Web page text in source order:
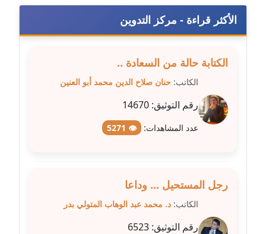
عاملة
مدونة سوزان بهنسي
مدونة سوميه الالفي
مدونة شادي الربابعة
عاملة
مدونة شريف ابراهيم
عاملة
الأكثر قراءة - مركز التدوين
الكتابة حالة من السعادة ..
الكاتب: حنان صلاح الدين محمد أبو العنين
رقم التوثيق: 14670
عدد المشاهدات: 👁 5271
رجل المستحيل ... وداعا
الكاتب: د. محمد عبد الوهاب المتولي بدر
رقم التوثيق: 6523